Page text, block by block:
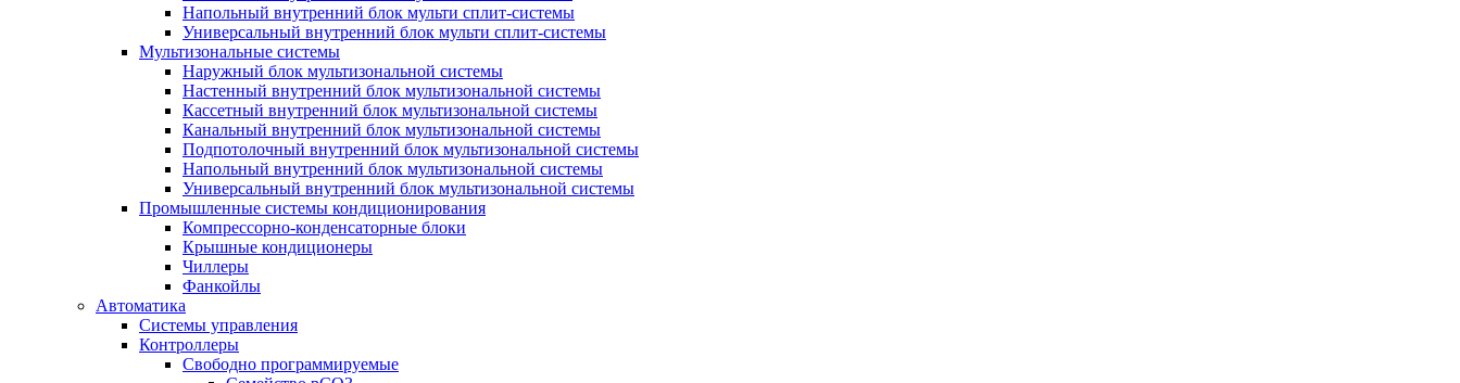
Напольный внутренний блок мульти сплит-системы
Универсальный внутренний блок мульти сплит-системы
Мультизональные системы
Наружный блок мультизональной системы
Настенный внутренний блок мультизональной системы
Кассетный внутренний блок мультизональной системы
Канальный внутренний блок мультизональной системы
Подпотолочный внутренний блок мультизональной системы
Напольный внутренний блок мультизональной системы
Универсальный внутренний блок мультизональной системы
Промышленные системы кондиционирования
Компрессорно-конденсаторные блоки
Крышные кондиционеры
Чиллеры
Фанкойлы
Автоматика
Системы управления
Контроллеры
Свободно программируемые